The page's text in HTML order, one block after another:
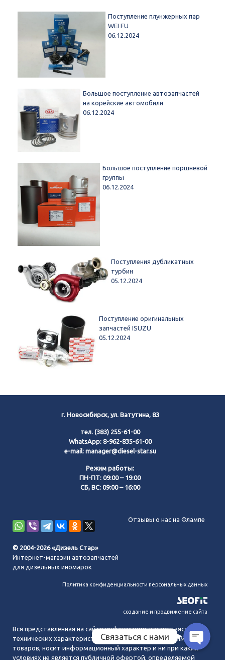
Поступление плунжерных пар
WEI FU
06.12.2024
Большое поступление автозапчастей
на корейские автомобили
06.12.2024
Большое поступление поршневой
группы
06.12.2024
Поступления дубликатных
турбин
05.12.2024
Поступление оригинальных
запчастей ISUZU
05.12.2024
г. Новосибирск, ул. Ватутина, 83
тел. (383) 255-61-00
WhatsApp: 8-962-835-61-00
e-mail: manager@diesel-star.su
Режим работы:
ПН-ПТ: 09:00 – 19:00
СБ, ВС: 09:00 – 16:00
Отзывы о нас на Флампе
© 2004-2026 «Дизель Стар»
Интернет-магазин автозапчастей
для дизельных иномарок
Политика конфиденциальности персональных данных
создание и продвижение сайта
Вся представленная на сайте информация, касающаяся
технических характеристик, наличия на складе, стоимости
товаров, носит информационный характер и ни при каких
условиях не является публичной офертой, определяемой
Связаться с нами